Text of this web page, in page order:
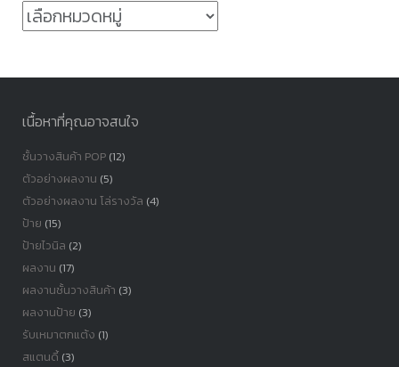
หมวด
เนื้อหาที่คุณอาจสนใจ
ชั้นวางสินค้า POP(12)
ตัวอย่างผลงาน (5)
ตัวอย่างผลงาน โล่รางวัล (4)
ป้าย (15)
ป้ายไวนิล (2)
ผลงาน (17)
ผลงานชั้นวางสินค้า (3)
ผลงานป้าย (3)
รับเหมาตกแต้ง (1)
สแตนดี้(3)